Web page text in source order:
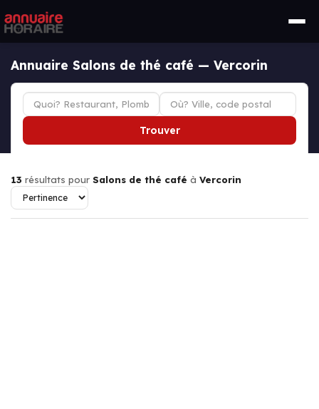
Annuaire Salons de thé café — Vercorin
Trouver
13 résultats pour Salons de thé café à Vercorin